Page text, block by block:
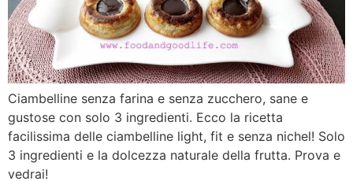
Ciambelline senza farina e senza zucchero, sane e
gustose con solo 3 ingredienti. Ecco la ricetta
facilissima delle ciambelline light, fit e senza nichel! Solo
3 ingredienti e la dolcezza naturale della frutta. Prova e
vedrai!